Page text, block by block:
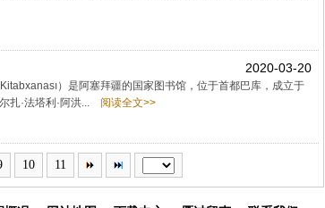
2020-03-20
）是阿塞拜疆的国家图书馆，位于首都巴库，成立于
扎·法塔利·阿洪...
阅读全文>>
10 11